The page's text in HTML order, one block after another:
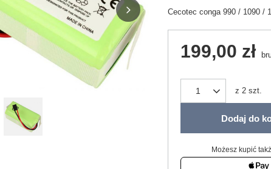
Cecotec conga 990 / 1090 /
199,00 zł
z 2 szt.
Dodaj do
Możesz kupić